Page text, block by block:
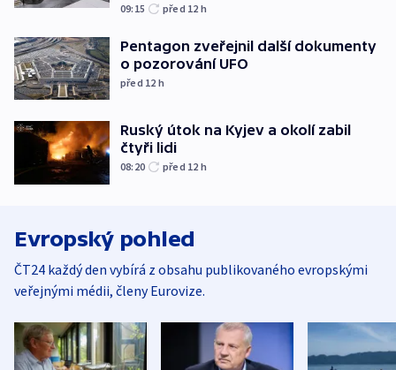
09:15 před 12 h
Pentagon zveřejnil další dokumenty
o pozorování UFO
před 12 h
Ruský útok na Kyjev a okolí zabil
čtyři lidi
08:20 před 12 h
Evropský pohled
ČT24 každý den vybírá z obsahu publikovaného evropskými
veřejnými médii, členy Eurovize.